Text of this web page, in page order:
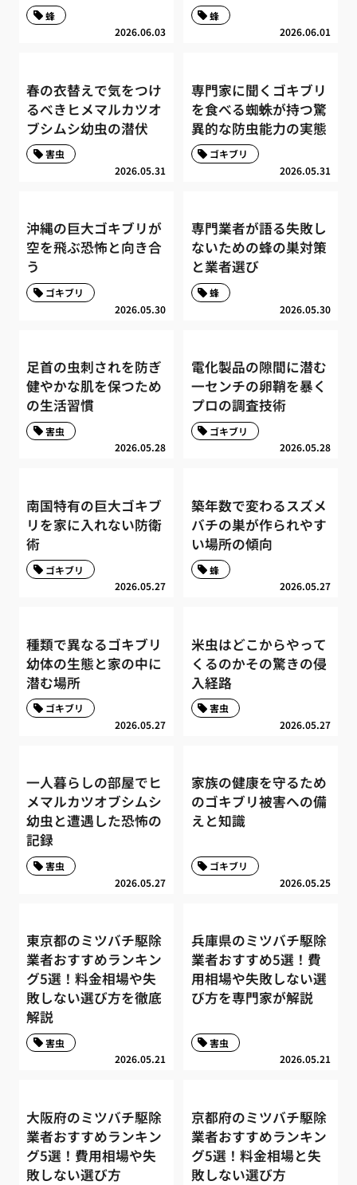
2026.06.03
蜂
2026.06.01
蜂
春の衣替えで気をつけ
るべきヒメマルカツオ
ブシムシ幼虫の潜伏
2026.05.31
害虫
専門家に聞くゴキブリ
を食べる蜘蛛が持つ驚
異的な防虫能力の実態
2026.05.31
ゴキブリ
沖縄の巨大ゴキブリが
空を飛ぶ恐怖と向き合
う
2026.05.30
ゴキブリ
専門業者が語る失敗し
ないための蜂の巣対策
と業者選び
2026.05.30
蜂
足首の虫刺されを防ぎ
健やかな肌を保つため
の生活習慣
2026.05.28
害虫
電化製品の隙間に潜む
一センチの卵鞘を暴く
プロの調査技術
2026.05.28
ゴキブリ
南国特有の巨大ゴキブ
リを家に入れない防衛
術
2026.05.27
ゴキブリ
築年数で変わるスズメ
バチの巣が作られやす
い場所の傾向
2026.05.27
蜂
種類で異なるゴキブリ
幼体の生態と家の中に
潜む場所
2026.05.27
ゴキブリ
米虫はどこからやって
くるのかその驚きの侵
入経路
2026.05.27
害虫
一人暮らしの部屋でヒ
メマルカツオブシムシ
幼虫と遭遇した恐怖の
記録
2026.05.27
害虫
家族の健康を守るため
のゴキブリ被害への備
えと知識
2026.05.25
ゴキブリ
東京都のミツバチ駆除
業者おすすめランキン
グ5選！料金相場や失
敗しない選び方を徹底
解説
2026.05.21
害虫
兵庫県のミツバチ駆除
業者おすすめ5選！費
用相場や失敗しない選
び方を専門家が解説
2026.05.21
害虫
大阪府のミツバチ駆除
業者おすすめランキン
グ5選！費用相場や失
敗しない選び方
京都府のミツバチ駆除
業者おすすめランキン
グ5選！料金相場と失
敗しない選び方